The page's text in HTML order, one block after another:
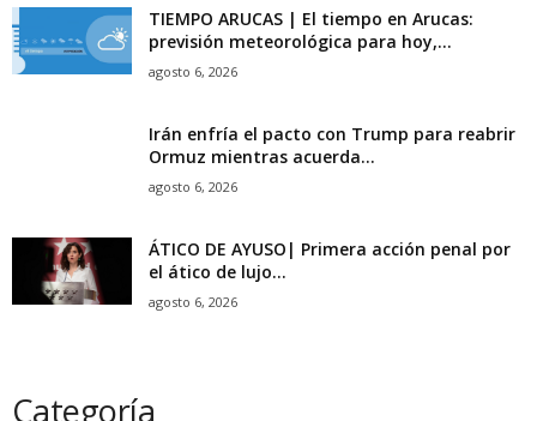
TIEMPO ARUCAS | El tiempo en Arucas:
previsión meteorológica para hoy,...
agosto 6, 2026
Irán enfría el pacto con Trump para reabrir
Ormuz mientras acuerda...
agosto 6, 2026
ÁTICO DE AYUSO| Primera acción penal por
el ático de lujo...
agosto 6, 2026
Categoría